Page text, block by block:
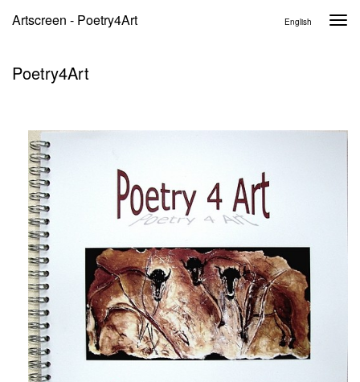
Artscreen - Poetry4Art English
Poetry4Art